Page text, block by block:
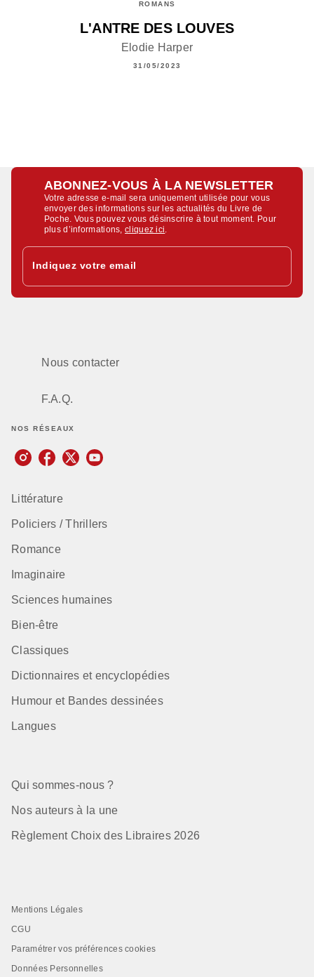
ROMANS
L'ANTRE DES LOUVES
Elodie Harper
31/05/2023
ABONNEZ-VOUS À LA NEWSLETTER
Votre adresse e-mail sera uniquement utilisée pour vous
envoyer des informations sur les actualités du Livre de
Poche. Vous pouvez vous désinscrire à tout moment. Pour
plus d’informations,cliquez ici
Indiquez votre email
Nous contacter
F.A.Q.
NOS RÉSEAUX
Littérature
Policiers / Thrillers
Romance
Imaginaire
Sciences humaines
Bien-être
Classiques
Dictionnaires et encyclopédies
Humour et Bandes dessinées
Langues
Qui sommes-nous ?
Nos auteurs à la une
Règlement Choix des Libraires 2026
Mentions Légales
CGU
Paramétrer vos préférences cookies
Données Personnelles